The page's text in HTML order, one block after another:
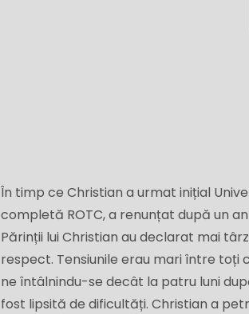
În timp ce Christian a urmat inițial
completă ROTC, a renunțat după un
Părinții lui Christian au declarat mai
respect. Tensiunile erau mari între toți
ne întâlnindu-se decât la patru luni
fost lipsită de dificultăți. Christian a